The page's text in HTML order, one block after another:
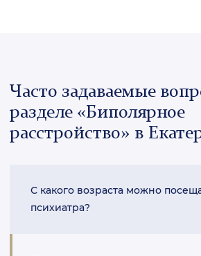
Часто задаваемые
разделе «Биполярное
расстройство» в
С какого возраста можно
психиатра?